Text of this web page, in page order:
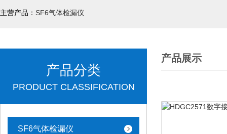
主营产品： SF6气体检漏仪
产品分类
PRODUCT CLASSIFICATION
SF6气体检漏仪
产品展示